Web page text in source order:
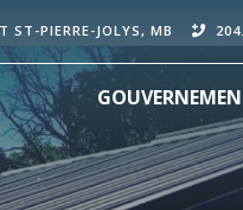
ST-PIERRE-JOLYS, MB